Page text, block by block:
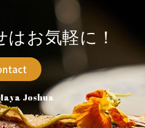
お気軽に！
Joshua